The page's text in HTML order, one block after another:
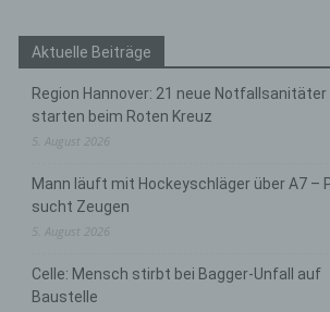
Aktuelle Beiträge
Region Hannover: 21 neue Notfallsanitäter
starten beim Roten Kreuz
5. August 2026
Mann läuft mit Hockeyschläger über A7 –
sucht Zeugen
5. August 2026
Celle: Mensch stirbt bei Bagger-Unfall auf
Baustelle